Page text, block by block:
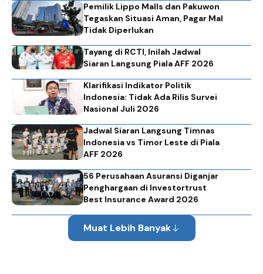
Pemilik Lippo Malls dan Pakuwon
Tegaskan Situasi Aman, Pagar Mal
Tidak Diperlukan
Tayang di RCTI, Inilah Jadwal
Siaran Langsung Piala AFF 2026
Klarifikasi Indikator Politik
Indonesia: Tidak Ada Rilis Survei
Nasional Juli 2026
Jadwal Siaran Langsung Timnas
Indonesia vs Timor Leste di Piala
AFF 2026
56 Perusahaan Asuransi Diganjar
Penghargaan di Investortrust
Best Insurance Award 2026
Muat Lebih Banyak